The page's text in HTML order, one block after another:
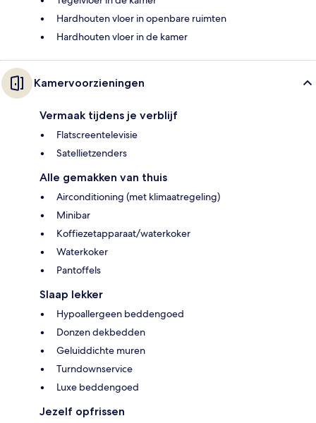
Hardhouten vloer in openbare ruimten
Hardhouten vloer in de kamer
Kamervoorzieningen
Vermaak tijdens je verblijf
Flatscreentelevisie
Satellietzenders
Alle gemakken van thuis
Airconditioning (met klimaatregeling)
Minibar
Koffiezetapparaat/waterkoker
Waterkoker
Pantoffels
Slaap lekker
Hypoallergeen beddengoed
Donzen dekbedden
Geluiddichte muren
Turndownservice
Luxe beddengoed
Jezelf opfrissen